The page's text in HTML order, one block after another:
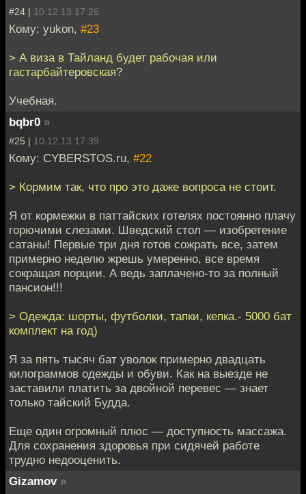
#24 | 10.12.13 17:26
Кому: yukon, #23
> А виза в Тайланд будет рабочая или
гастарбайтеровская?
Учебная.
bqbr0 »
#25 | 10.12.13 17:39
Кому: CYBERSTOS.ru, #22
> Кормим так, что про это даже вопроса не стоит.
Я от кормежки в паттайских готелях постоянно плачу
горючими слезами. Шведский стол — изобретение
сатаны! Первые три дня готов сожрать все, затем
примерно неделю жрешь умеренно, все время
сокращая порции. А ведь заплачено-то за полный
пансион!!!
> Одежда: шорты, футболки, тапки, кепка.- 5000 бат
комплект на год)
Я за пять тысяч бат уволок примерно двадцать
килограммов одежды и обуви. Как на выезде не
заставили платить за двойной перевес — знает
только тайский Будда.
Еще один огромный плюс — доступность массажа.
Для сохранения здоровья при сидячей работе
трудно недооценить.
Gizamov »